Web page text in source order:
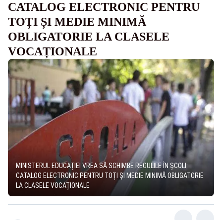
CATALOG ELECTRONIC PENTRU
TOȚI ȘI MEDIE MINIMĂ
OBLIGATORIE LA CLASELE
VOCAȚIONALE
MINISTERUL EDUCAȚIEI VREA SĂ SCHIMBE REGULILE ÎN ȘCOLI:
CATALOG ELECTRONIC PENTRU TOȚI ȘI MEDIE MINIMĂ OBLIGATORIE
LA CLASELE VOCAȚIONALE